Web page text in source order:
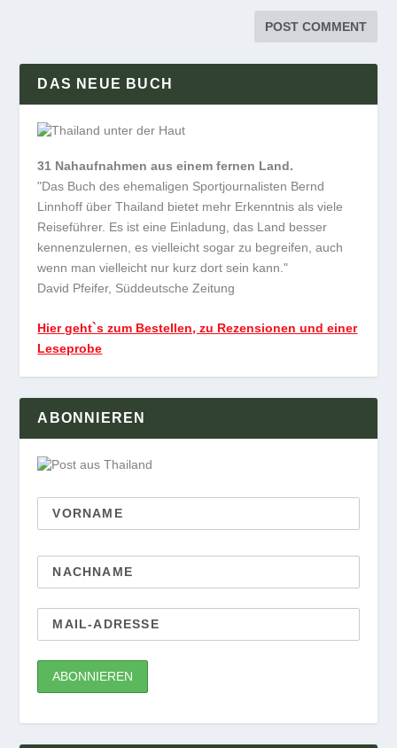
DAS NEUE BUCH
31 Nahaufnahmen aus einem fernen Land.
"Das Buch des ehemaligen Sportjournalisten Bernd
Linnhoff über Thailand bietet mehr Erkenntnis als viele
Reiseführer. Es ist eine Einladung, das Land besser
kennenzulernen, es vielleicht sogar zu begreifen, auch
wenn man vielleicht nur kurz dort sein kann."
David Pfeifer, Süddeutsche Zeitung
Hier geht`s zum Bestellen, zu Rezensionen und einer
Leseprobe
ABONNIEREN